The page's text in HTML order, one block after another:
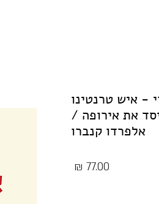
- איש טרנטינו
את אירופה /
אלפרדו קנברו